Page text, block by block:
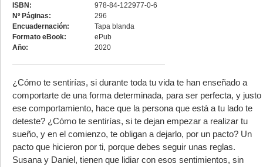
ISBN:
978-84-122977-0-6
Nº Páginas:
296
Encuadernación:
Tapa blanda
Formato eBook:
ePub
Año:
2020
¿Cómo te sentirías, si durante toda tu vida te han enseñado a
comportarte de una forma determinada, para ser perfecta, y justo
ese comportamiento, hace que la persona que está a tu lado te
deteste? ¿Cómo te sentirías, si te dejan empezar a realizar tu
sueño, y en el comienzo, te obligan a dejarlo, por un pacto? Un
pacto que hicieron por ti, porque debes seguir unas reglas.
Susana y Daniel, tienen que lidiar con esos sentimientos, sin